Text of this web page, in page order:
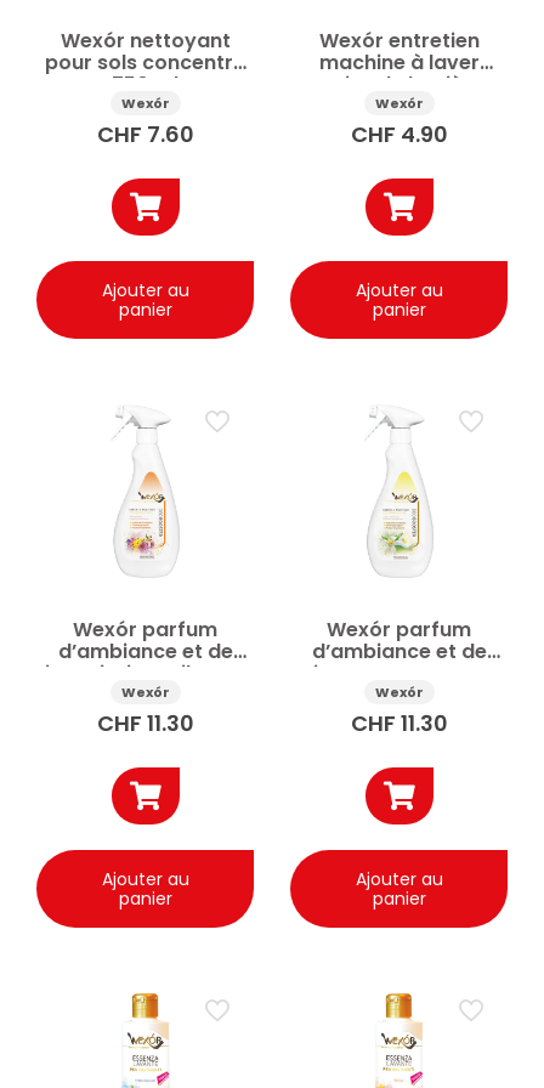
Wexór nettoyant
pour sols concentré
750 ml
Wexór
CHF 7.60
Ajouter au
panier
Wexór entretien
machine à laver
antiscale hygiène
profonde 235ml
Wexór
CHF 4.90
Ajouter au
panier
Wexór parfum
d’ambiance et de
tissu Fiori Brasil spray
750ml
Wexór
CHF 11.30
Ajouter au
panier
Wexór parfum
d’ambiance et de
tissu Zagara spray
750ml
Wexór
CHF 11.30
Ajouter au
panier